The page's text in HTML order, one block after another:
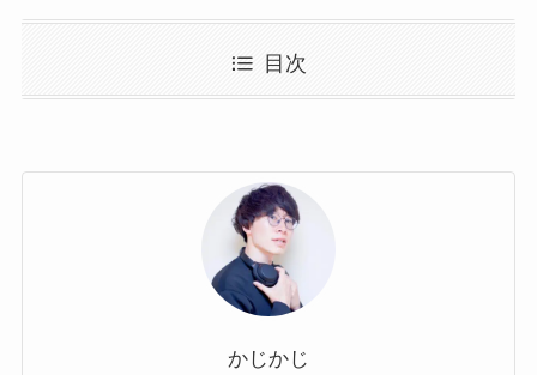
目次
かじかじ